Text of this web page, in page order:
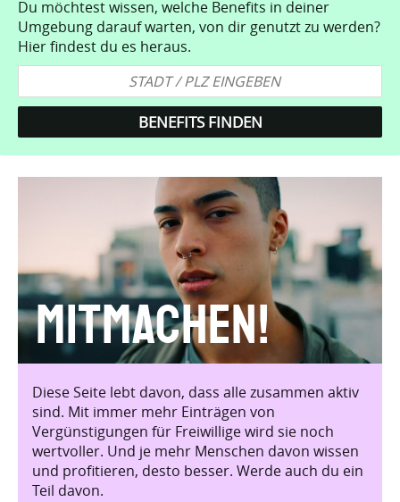
Du möchtest wissen, welche Benefits in deiner
Umgebung darauf warten, von dir genutzt zu werden?
Hier findest du es heraus.
Mitmachen!
Diese Seite lebt davon, dass alle zusammen aktiv
sind. Mit immer mehr Einträgen von
Vergünstigungen für Freiwillige wird sie noch
wertvoller. Und je mehr Menschen davon wissen
und profitieren, desto besser. Werde auch du ein
Teil davon.